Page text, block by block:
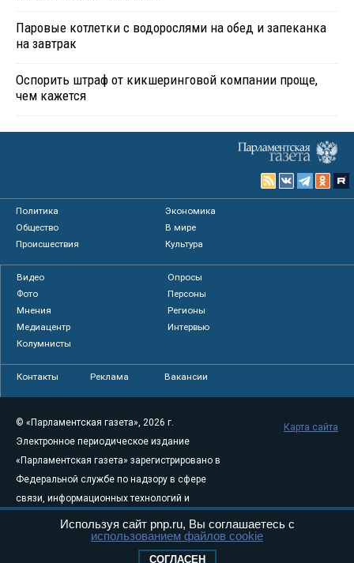
Паровые котлетки с водорослями на обед и запеканка
на завтрак
Оспорить штраф от кикшеринговой компании проще,
чем кажется
Политика
Экономика
Общество
В мире
Происшествия
Культура
Видео
Опросы
Фото
Персоны
Мнения
Регионы
Медиацентр
Интервью
Колумнисты
Контакты Реклама Вакансии
© «Парламентская газета», 2026 г.
Электронное периодическое издание
«Парламентская газета» зарегистрировано в
Федеральной службе по надзору в сфере
связи, информационных технологий и
августа 2011 года. 18+
Свидетельство о регистрации Эл № ФС77-
Карта сайта
Используя сайт pnp.ru, Вы соглашаетесь с
использованием файлов cookie
СОГЛАСЕН